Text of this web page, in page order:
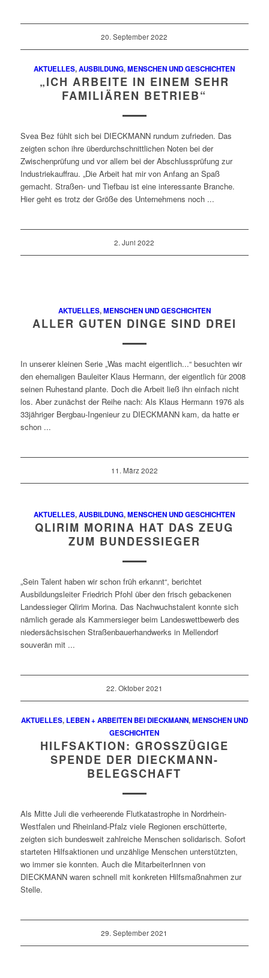
20. September 2022
AKTUELLES,AUSBILDUNG,MENSCHEN UND GESCHICHTEN
„ICH ARBEITE IN EINEM SEHR
FAMILIÄREN BETRIEB“
Svea Bez fühlt sich bei DIECKMANN rundum zufrieden. Das
zeigten schon ihre überdurchschnittlichen Noten bei der
Zwischenprüfung und vor allem bei der Abschlussprüfung zur
Industriekauffrau. „Die Arbeit hat mir von Anfang an Spaß
gemacht. Straßen- und Tiefbau ist eine interessante Branche.
Hier geht es trotz der Größe des Unternehmens noch ...
2. Juni 2022
AKTUELLES,MENSCHEN UND GESCHICHTEN
ALLER GUTEN DINGE SIND DREI
In unserer kleinen Serie „Was macht eigentlich...“ besuchten wir
den ehemaligen Bauleiter Klaus Hermann, der eigentlich für 2008
seinen Ruhestand plante. Doch die Arbeit ließ ihn einfach nicht
los. Aber zunächst der Reihe nach: Als Klaus Hermann 1976 als
33jähriger Bergbau-Ingenieur zu DIECKMANN kam, da hatte er
schon ...
11. März 2022
AKTUELLES,AUSBILDUNG,MENSCHEN UND GESCHICHTEN
QLIRIM MORINA HAT DAS ZEUG
ZUM BUNDESSIEGER
„Sein Talent haben wir schon früh erkannt“, berichtet
Ausbildungsleiter Friedrich Pfohl über den frisch gebackenen
Landessieger Qlirim Morina. Das Nachwuchstalent konnte sich
nämlich gerade als Kammersieger beim Landeswettbewerb des
niedersächsischen Straßenbauerhandwerks in Mellendorf
souverän mit ...
22. Oktober 2021
AKTUELLES, LEBEN + ARBEITEN BEI DIECKMANN,MENSCHEN UND
GESCHICHTEN
HILFSAKTION: GROSSZÜGIGE S
PENDE DER DIECKMANN-B
ELEGSCHAFT
Als Mitte Juli die verheerende Flutkatastrophe in Nordrhein-
Westfalen und Rheinland-Pfalz viele Regionen erschütterte,
zeigten sich bundesweit zahlreiche Menschen solidarisch. Sofort
starteten Hilfsaktionen und unzählige Menschen unterstützten,
wo immer sie konnten. Auch die MitarbeiterInnen von
DIECKMANN waren schnell mit konkreten Hilfsmaßnahmen zur
Stelle.
29. September 2021